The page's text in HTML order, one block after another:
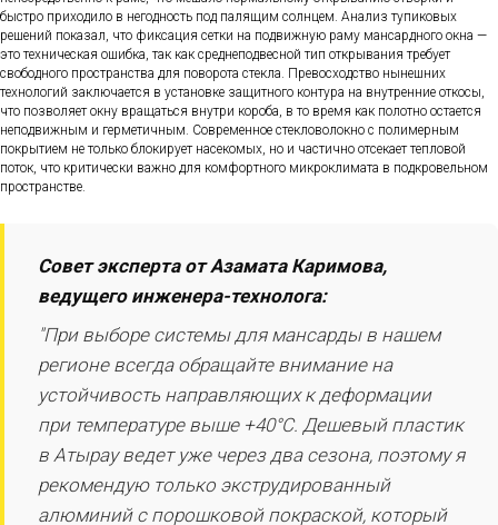
быстро приходило в негодность под палящим солнцем. Анализ тупиковых
решений показал, что фиксация сетки на подвижную раму мансардного окна —
это техническая ошибка, так как среднеподвесной тип открывания требует
свободного пространства для поворота стекла. Превосходство нынешних
технологий заключается в установке защитного контура на внутренние откосы,
что позволяет окну вращаться внутри короба, в то время как полотно остается
неподвижным и герметичным. Современное стекловолокно с полимерным
покрытием не только блокирует насекомых, но и частично отсекает тепловой
поток, что критически важно для комфортного микроклимата в подкровельном
пространстве.
Совет эксперта от Азамата Каримова,
ведущего инженера-технолога:
"При выборе системы для мансарды в нашем
регионе всегда обращайте внимание на
устойчивость направляющих к деформации
при температуре выше +40°C. Дешевый пластик
в Атырау ведет уже через два сезона, поэтому я
рекомендую только экструдированный
алюминий с порошковой покраской, который